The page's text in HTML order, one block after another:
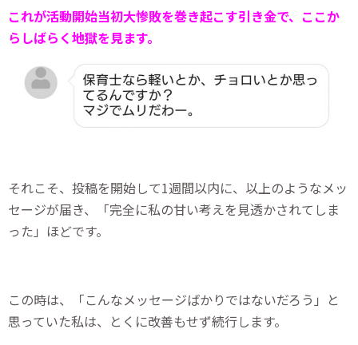
これが活動開始当初大惨敗を巻き起こす引き金で、ここか
らしばらく地獄を見ます。
それこそ、投稿を開始して1週間以内に、以上のようなメッ
セージが届き、「完全に私の甘い考えを見透かされてしま
った」ほどです。
この時は、「こんなメッセージばかりではないだろう」と
思っていた私は、とくに改善もせず続行します。